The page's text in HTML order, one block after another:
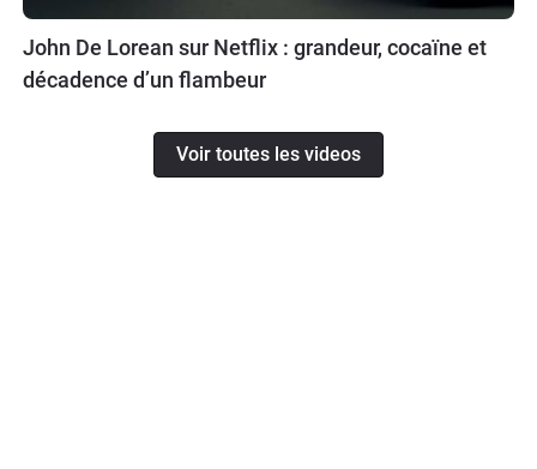
John De Lorean sur Netflix : grandeur, cocaïne et
décadence d’un flambeur
Voir toutes les videos